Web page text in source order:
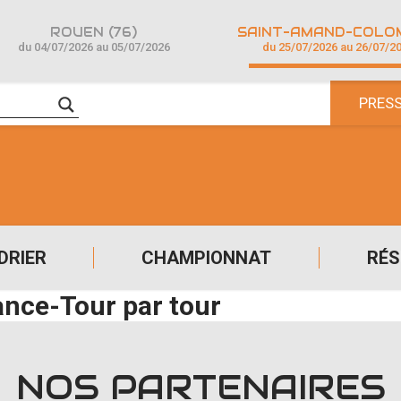
CHAMPIONNAT
ROUEN (76)
du 04/07/2026 au 05/07/2026 du 25/07/2026 au 26/07/
Tour par tour
NOS PARTENAIRES